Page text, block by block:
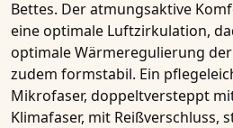
Bettes. Der atmungsaktive
eine optimale Luftzirkulation,
optimale Wärmeregulierung
zudem formstabil. Ein
Mikrofaser, doppeltversteppt
Klimafaser, mit Reißverschluss,